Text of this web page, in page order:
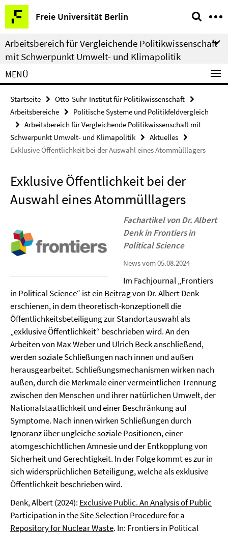
Springe
direkt
zu
Inhalt
Freie Universität Berlin
Service-
Navigation
Arbeitsbereich für Vergleichende Politikwissenschaft
mit Schwerpunkt Umwelt- und Klimapolitik
MENÜ
Startseite
Otto-Suhr-Institut für Politikwissenschaft
Arbeitsbereiche
Politische Systeme und Politikfeldvergleich
Arbeitsbereich für Vergleichende Politikwissenschaft mit
Schwerpunkt Umwelt- und Klimapolitik
Aktuelles
Exklusive Öffentlichkeit bei der Auswahl eines Atommülllagers
Exklusive Öffentlichkeit bei der
Auswahl eines Atommülllagers
Fachartikel von Dr. Albert
Denk in Frontiers in
Political Science
News vom 05.08.2024
Im Fachjournal „Frontiers
in Political Science“ ist ein Beitragvon Dr. Albert Denk
erschienen, in dem theoretisch-konzeptionell die
Öffentlichkeitsbeteiligung zur Standortauswahl als
„exklusive Öffentlichkeit“ beschrieben wird. An den
Arbeiten von Max Weber und Ulrich Beck anschließend,
werden soziale Schließungen nach innen und außen
herausgearbeitet. Schließungsmechanismen wirken nach
außen, durch die Merkmale einer vermeintlichen Trennung
zwischen den Menschen und ihrer natürlichen Umwelt, der
Nationalstaatlichkeit und einer Beschränkung auf
Symptome. Nach innen wirken Schließungen durch
Ignoranz über ungleiche soziale Positionen, einer
atomgeschichtlichen Amnesie und der Entkopplung von
Sicherheit und Gerechtigkeit. In der Folge kommt es zur in
sich widersprüchlichen Beteiligung, welche als exklusive
Öffentlichkeit beschrieben wird.
Denk, Albert (2024): Exclusive Public. An Analysis of Public
Participation in the Site Selection Procedure for a
Repository for Nuclear Waste. In: Frontiers in Political